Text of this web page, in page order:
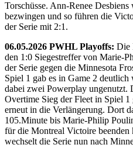
Torschüsse. Ann-Renee
bezwingen und so führen die
der Serie mit 2:1.
06.05.2026 PWHL Playoffs: Die
den 1:0 Siegestreffer von Marie-
der Serie gegen die Minnesota
Spiel 1 gab es in Game 2
dabei zwei Powerplay
Overtime Sieg der Fleet in Spiel
erneut in die Verlängerung. Dort
105.Minute bis Marie-Philip
für die Montreal Victoire beenden
wechselt die Serie nun nach